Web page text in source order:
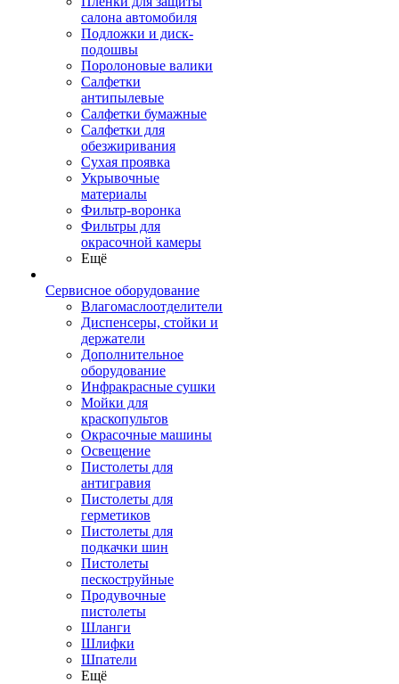
салона автомобиля
Подложки и диск-
подошвы
Поролоновые валики
Салфетки
антипылевые
Салфетки бумажные
Салфетки для
обезжиривания
Сухая проявка
Укрывочные
материалы
Фильтр-воронка
Фильтры для
окрасочной камеры
Ещё
Сервисное оборудование
Влагомаслоотделители
Диспенсеры, стойки и
держатели
Дополнительное
оборудование
Инфракрасные сушки
Мойки для
краскопультов
Окрасочные машины
Освещение
Пистолеты для
антигравия
Пистолеты для
герметиков
Пистолеты для
подкачки шин
Пистолеты
пескоструйные
Продувочные
пистолеты
Шланги
Шлифки
Шпатели
Ещё